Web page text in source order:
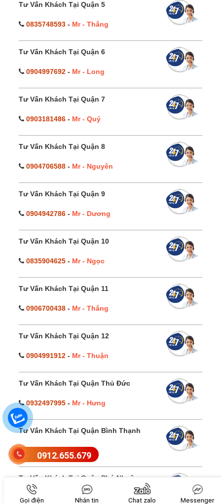
Tư Vấn Khách Tại Quận 5
0835748593 - Mr - Thắng
Tư Vấn Khách Tại Quận 6
0904997692 - Mr - Long
Tư Vấn Khách Tại Quận 7
0903181486 - Mr - Quý
Tư Vấn Khách Tại Quận 8
0904706588 - Mr - Nguyên
Tư Vấn Khách Tại Quận 9
0904942786 - Mr - Dương
Tư Vấn Khách Tại Quận 10
0835904625 - Mr - Ngọc
Tư Vấn Khách Tại Quận 11
0906700438 - Mr - Thắng
Tư Vấn Khách Tại Quận 12
0904991912 - Mr - Thuận
Tư Vấn Khách Tại Quận Thủ Đức
0932497995 - Mr - Hưng
Tư Vấn Khách Tại Quận Bình Thạnh
Mr - Tài
Tư Vấn Khách Tại Quận Phú Nhuận
0904985685 Mr - Huy
0912.655.679
Gọi điện Nhắn tin Chat zalo Messenger